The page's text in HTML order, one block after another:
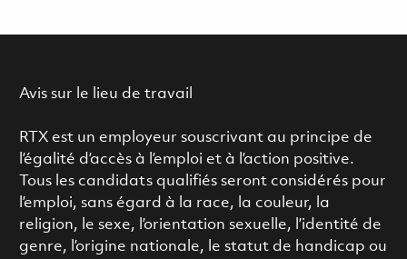
Avis sur le lieu de travail
RTX est un employeur souscrivant au principe de
l’égalité d’accès à l’emploi et à l’action positive.
Tous les candidats qualifiés seront considérés pour
l’emploi, sans égard à la race, la couleur, la
religion, le sexe, l’orientation sexuelle, l’identité de
genre, l’origine nationale, le statut de handicap ou